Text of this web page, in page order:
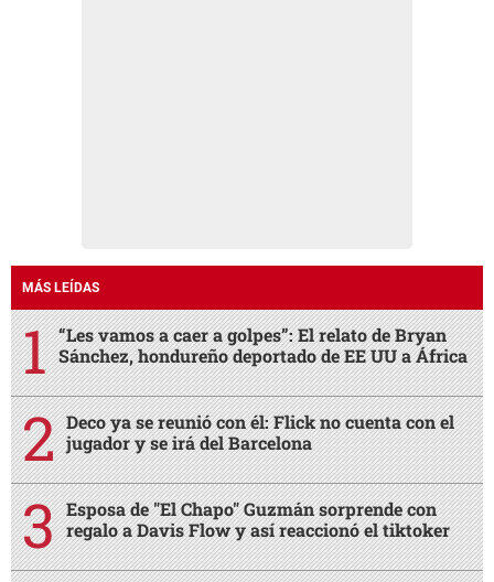
MÁS LEÍDAS
“Les vamos a caer a golpes”: El relato de Bryan
Sánchez, hondureño deportado de EE UU a África
Deco ya se reunió con él: Flick no cuenta con el
jugador y se irá del Barcelona
Esposa de "El Chapo" Guzmán sorprende con
regalo a Davis Flow y así reaccionó el tiktoker